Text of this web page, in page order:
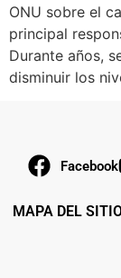
ONU sobre el
principal
Durante años,
disminuir los
Facebook
MAPA DEL